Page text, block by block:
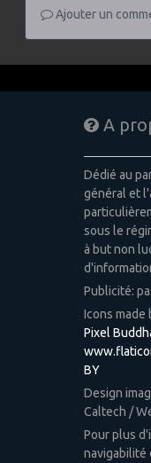
Ajouter un
A
Dédié au
général et
sous le
à but non
Publicité:
Icons made
Pixel
BY
Design
Caltech /
Pour plus
navigabilité